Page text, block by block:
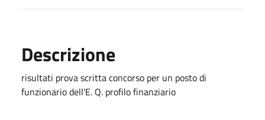
Descrizione
risultati prova scritta concorso per un posto di
funzionario dell'E. Q. profilo finanziario